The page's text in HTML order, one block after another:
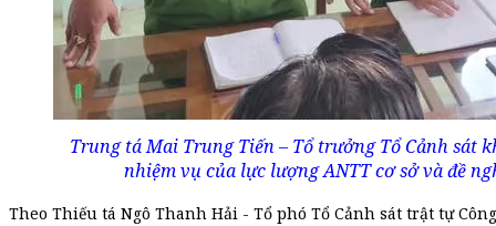
Trung tá Mai Trung Tiến – Tổ trưởng Tổ Cảnh sát
nhiệm vụ của lực lượng ANTT cơ sở và đề
Theo Thiếu tá Ngô Thanh Hải - Tổ phó Tổ Cảnh sát trật tự